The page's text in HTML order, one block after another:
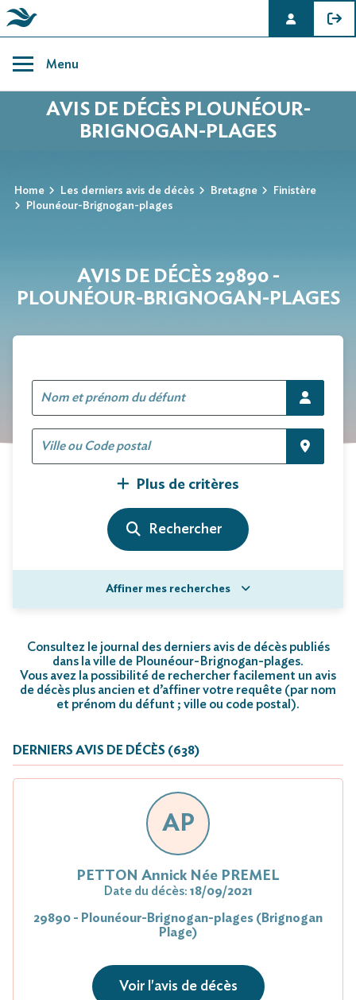
content
Menu
AVIS DE DÉCÈS PLOUNÉOUR-
BRIGNOGAN-PLAGES
Home Les derniers avis de décès Bretagne
Finistère
Plounéour-Brignogan-plages
AVIS DE DÉCÈS 29890 -
PLOUNÉOUR-BRIGNOGAN-PLAGES
Plus de critères
Affiner mes recherches
Consultez le journal des derniers avis de décès publiés
dans la ville de Plounéour-Brignogan-plages.
Vous avez la possibilité de rechercher facilement un avis
de décès plus ancien et d’affiner votre requête (par nom
et prénom du défunt ; ville ou code postal).
DERNIERS AVIS DE DÉCÈS (638)
AP
PETTON Annick Née PREMEL
Date du décès: 18/09/2021
29890 - Plounéour-Brignogan-plages (Brignogan
Plage)
Voir l'avis de décès